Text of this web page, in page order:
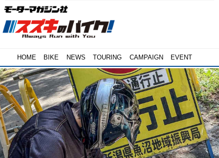
HOME BIKE NEWS TOURING CAMPAIGN EVENT